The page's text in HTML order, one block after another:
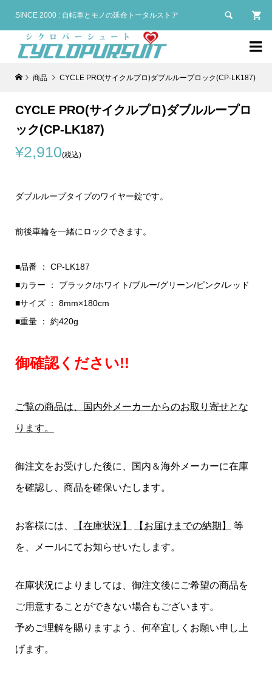
SINCE 2000 : 自転車とモノの延命トータルストア 

商品 CYCLE PRO(サイクルプロ)ダブルループロック(CP-LK187)
CYCLE PRO(サイクルプロ)ダブルループロ
ック(CP-LK187)
¥2,910(税込)
ダブルループタイプのワイヤー錠です。
前後車輪を一緒にロックできます。
■品番 ： CP-LK187
■カラー ： ブラック/ホワイト/ブルー/グリーン/ピンク/レッド
■サイズ ： 8mm×180cm
■重量 ： 約420g
御確認ください!!
ご覧の商品は、国内外メーカーからのお取り寄せとな
ります。
御注文をお受けした後に、国内＆海外メーカーに在庫
を確認し、商品を確保いたします。
お客様には、 【在庫状況】 【お届けまでの納期】 等
を、メールにてお知らせいたします。
在庫状況によりましては、御注文後にご希望の商品を
ご用意することができない場合もございます。
予めご理解を賜りますよう、何卒宜しくお願い申し上
げます。